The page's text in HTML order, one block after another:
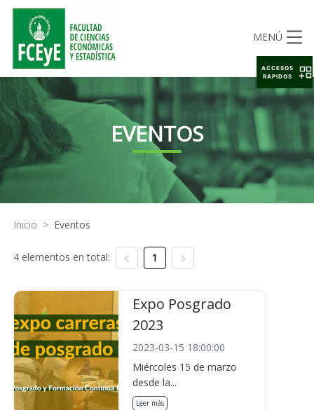
MENÚ
EVENTOS
Inicio > Eventos
4 elementos en total: 1
Expo Posgrado
2023
2023-03-15 18:00:00
Miércoles 15 de marzo
desde la...
Leer más
ACCESOS
RAPIDOS